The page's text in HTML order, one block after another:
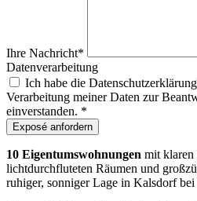
Ihre Nachricht*
Datenverarbeitung
Ich habe die
Verarbeitung meiner Daten zur
einverstanden. *
Exposé anfordern
10 Eigentumswohnungen mit klaren
lichtdurchfluteten Räumen und
ruhiger, sonniger Lage in Kalsdorf bei